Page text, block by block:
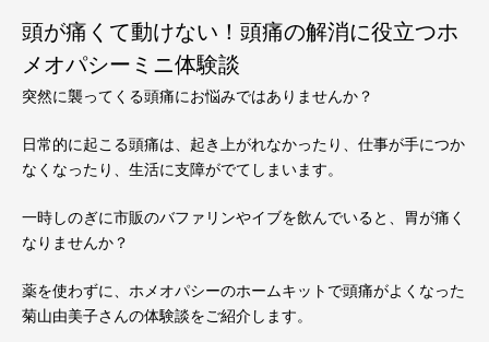
頭が痛くて動けない！頭痛の解消に役立つホ
メオパシーミニ体験談
突然に襲ってくる頭痛にお悩みではありませんか？
日常的に起こる頭痛は、起き上がれなかったり、仕事が手につか
なくなったり、生活に支障がでてしまいます。
一時しのぎに市販のバファリンやイブを飲んでいると、胃が痛く
なりませんか？
薬を使わずに、ホメオパシーのホームキットで頭痛がよくなった
菊山由美子さんの体験談をご紹介します。